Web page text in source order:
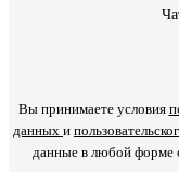
Вы принимаете условия
данных и
данные в любой форме